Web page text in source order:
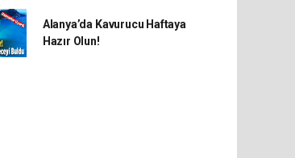
Alanya’da Kavurucu Haftaya
Hazır Olun!